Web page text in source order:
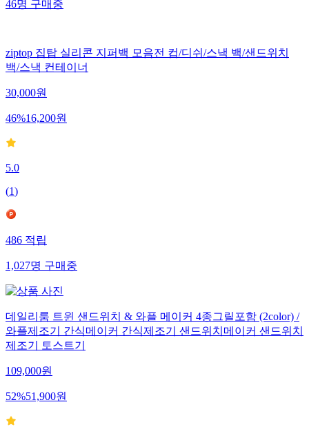
46명구매중
ziptop 집탑 실리콘 지퍼백 모음전 컵/디쉬/스낵 백/샌드위치
백/스낵 컨테이너
30,000원
46%16,200원
5.0
(1)
486적립
1,027명구매중
데일리룸 트윈 샌드위치 & 와플 메이커 4종그릴포함 (2color) /
와플제조기 간식메이커 간식제조기 샌드위치메이커 샌드위치
제조기 토스트기
109,000원
52%51,900원